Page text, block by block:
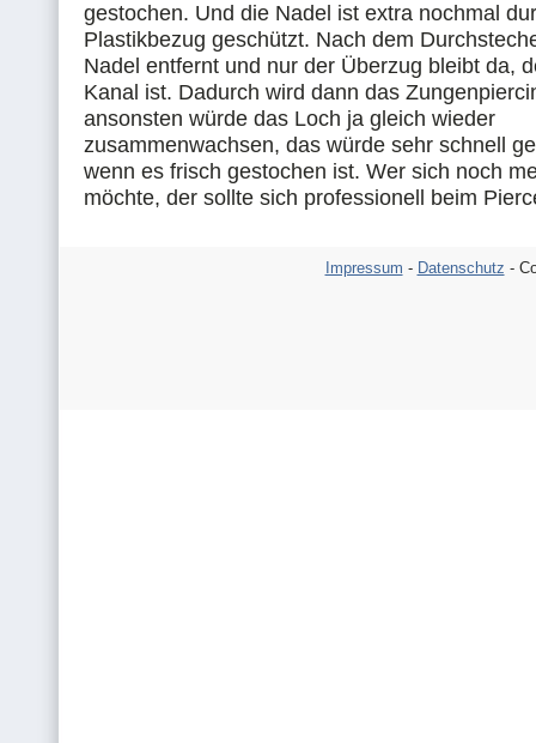
gestochen. Und die Nadel ist extra nochmal
Plastikbezug geschützt. Nach dem
Nadel entfernt und nur der Überzug bleibt da,
Kanal ist. Dadurch wird dann das
ansonsten würde das Loch ja gleich wieder
zusammenwachsen, das würde sehr schnell
wenn es frisch gestochen ist. Wer sich noch
möchte, der sollte sich professionell beim
Impressum - Datenschutz -